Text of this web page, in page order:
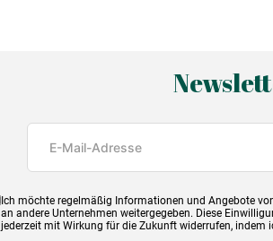
Ich möchte regelmäßig Informationen und Angebote
an andere Unternehmen weitergegeben. Diese
jederzeit mit Wirkung für die Zukunft widerrufen, indem